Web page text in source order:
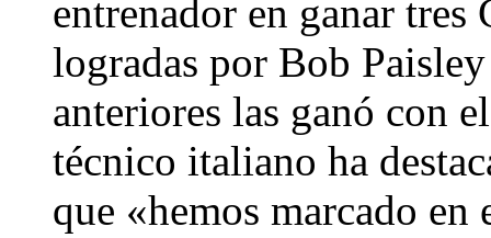
entrenador en ganar tres
logradas por Bob
anteriores las ganó con
técnico italiano ha
que «hemos marcado